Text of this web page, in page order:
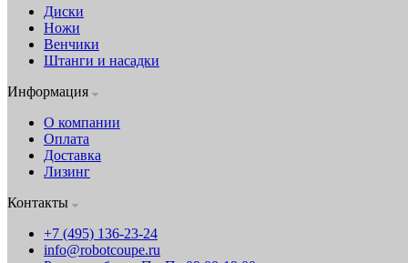
Диски
Ножи
Венчики
Штанги и насадки
Информация
О компании
Оплата
Доставка
Лизинг
Контакты
+7 (495) 136-23-24
info@robotcoupe.ru